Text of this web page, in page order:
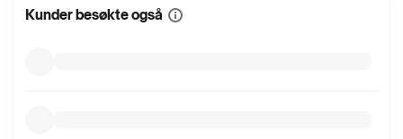
Kunder besøkte også Vis